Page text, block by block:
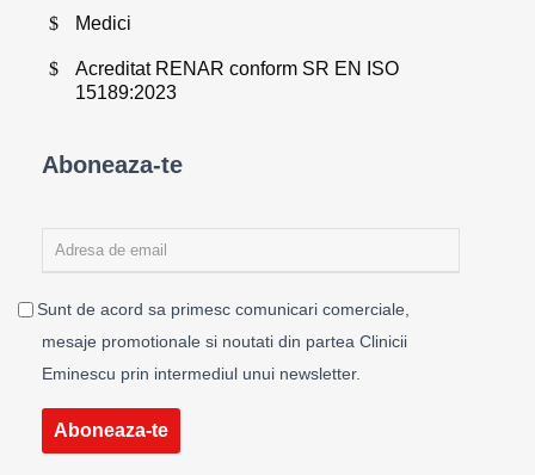
Medici
Acreditat RENAR conform SR EN ISO
15189:2023
Aboneaza-te
Sunt de acord sa primesc comunicari comerciale,
mesaje promotionale si noutati din partea Clinicii
Eminescu prin intermediul unui newsletter.
Aboneaza-te